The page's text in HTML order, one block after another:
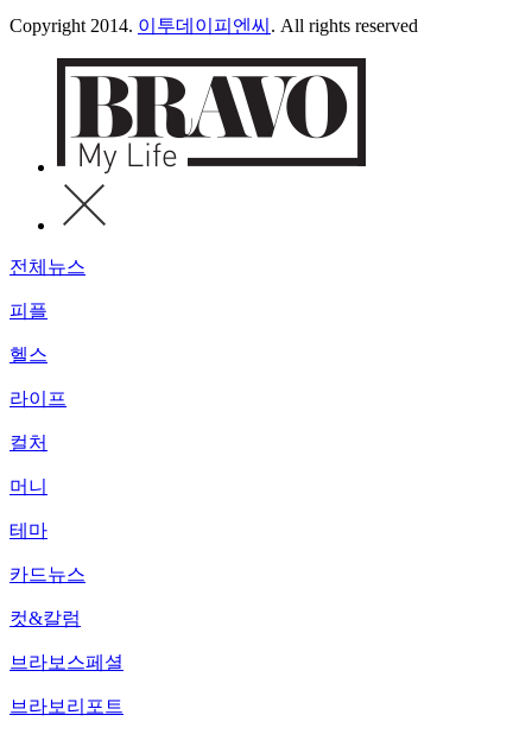
Copyright 2014. 이투데이피엔씨 . All rights reserved
전체뉴스
피플
헬스
라이프
컬처
머니
테마
카드뉴스
컷&칼럼
브라보스페셜
브라보리포트